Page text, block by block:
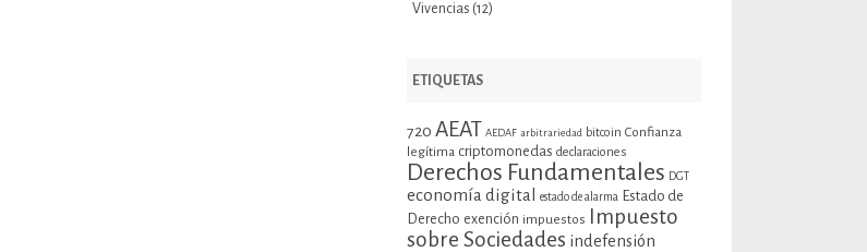
Vivencias (12)
ETIQUETAS
720 AEAT AEDAF arbitrariedad bitcoin Confianza
legítima criptomonedas declaraciones
Derechos Fundamentales DGT
economía digital estado de alarma
Estado de
Derecho exención impuestos
Impuesto
sobre Sociedades indefensión